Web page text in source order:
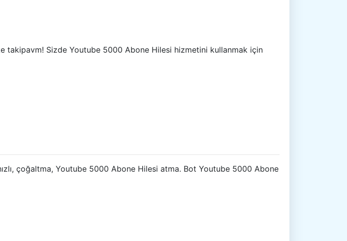
takipavm! Sizde Youtube 5000 Abone Hilesi hizmetini kullanmak için
çoğaltma, Youtube 5000 Abone Hilesi atma. Bot Youtube 5000 Abone